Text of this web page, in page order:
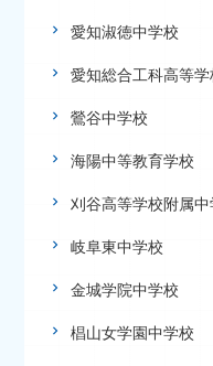
愛知淑徳中学校
愛知総合工科高等
鶯谷中学校
海陽中等教育学校
刈谷高等学校附属中
岐阜東中学校
金城学院中学校
椙山女学園中学校